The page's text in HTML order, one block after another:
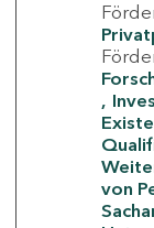
von